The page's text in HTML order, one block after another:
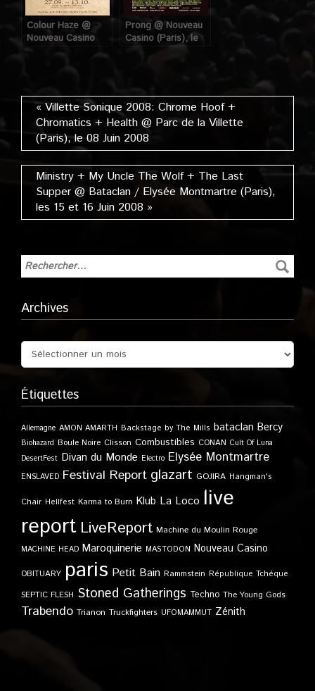
Colour Haze @
Nouveau Casino
(Paris), le 29
Prong @ Nouveau
Casino (Paris), le
04 Avril 2014
« Villette Sonique 2008: Chrome Hoof +
Chromatics + Health @ Parc de la Villette
(Paris), le 08 Juin 2008
Ministry + My Uncle The Wolf + The Last
Supper @ Bataclan / Elysée Montmartre (Paris),
les 15 et 16 Juin 2008 »
Archives
Étiquettes
Allemagne AMON AMARTH Backstage by The Mills bataclan Bercy
Biohazard Boule Noire Clisson Combustibles CONAN Cult Of Luna
DesertFest Divan du Monde Electro Elysée Montmartre
ENSLAVED Festival Report glazart GOJIRA Hangman's
Chair Hellfest Karma to Burn Klub La Loco live
report LiveReport Machine du Moulin Rouge
MACHINE HEAD Maroquinerie MASTODON Nouveau Casino
OBITUARY paris Petit Bain Rammstein République Tchèque
SEPTIC FLESH Stoned Gatherings Techno The Young Gods
Trabendo Trianon Truckfighters UFOMAMMUT Zénith